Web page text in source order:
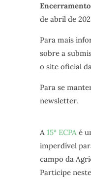
de abril de
Para mais
sobre a
o site oficial da
Para se
newsletter.
A 15ª ECPA é
imperdível
campo da
Participe